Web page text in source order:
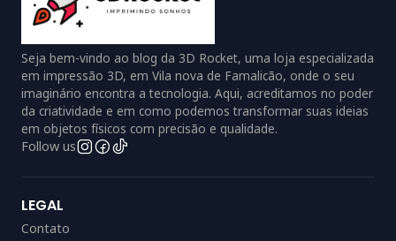
Seja bem-vindo ao blog da 3D Rocket, uma loja especializada
em impressão 3D, em Vila nova de Famalicão, onde o seu
imaginário encontra a tecnologia. Aqui, acreditamos no poder
da criatividade e em como podemos transformar suas ideias
em objetos físicos com precisão e qualidade.
Follow us
LEGAL
Contato